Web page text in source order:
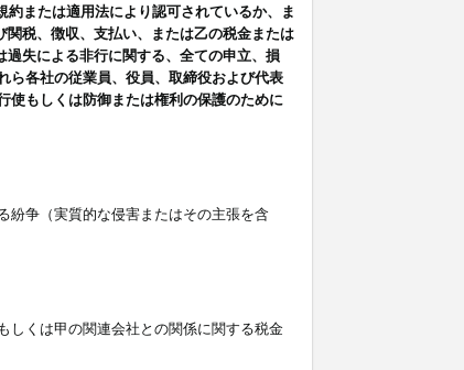
または適用法により認可されているか、ま
税、徴収、支払い、または乙の税金または
失による非行に関する、全ての申立、損
ら各社の従業員、役員、取締役および代表
使もしくは防御または権利の保護のために
紛争（実質的な侵害またはその主張を含
しくは甲の関連会社との関係に関する税金